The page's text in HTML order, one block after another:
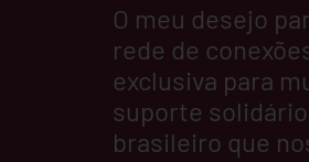
O meu desejo
rede de
exclusiva para
suporte
brasileiro que